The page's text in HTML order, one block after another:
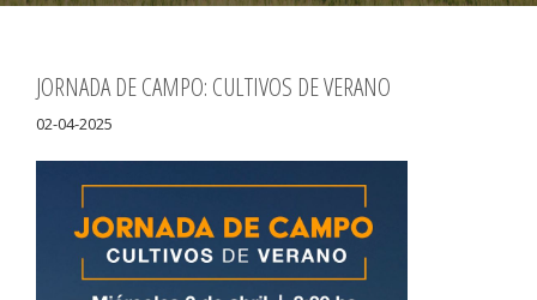
JORNADA DE CAMPO: CULTIVOS DE VERANO
02-04-2025